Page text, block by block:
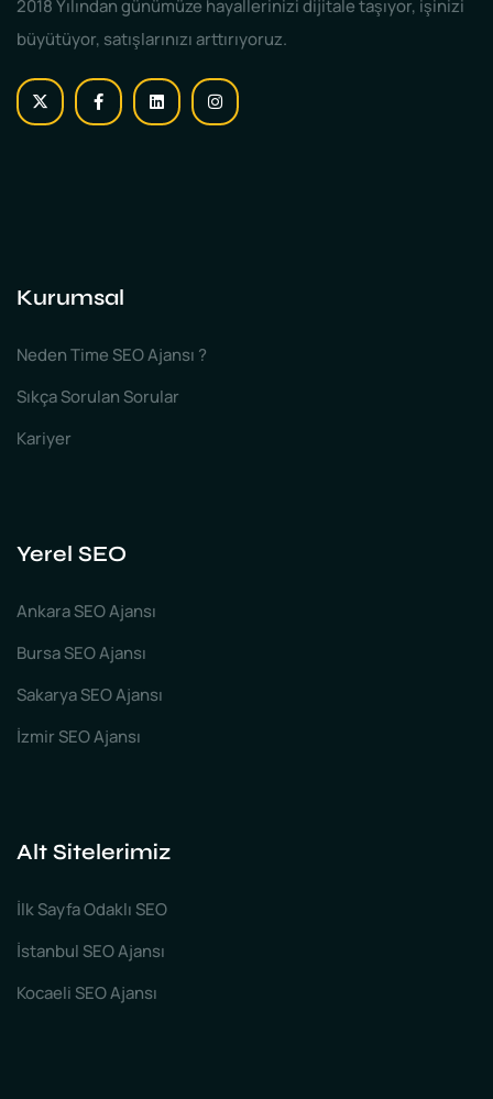
2018 Yılından günümüze hayallerinizi dijitale taşıyor, işinizi
büyütüyor, satışlarınızı arttırıyoruz.
Kurumsal
Neden Time SEO Ajansı ?
Sıkça Sorulan Sorular
Kariyer
Yerel SEO
Ankara SEO Ajansı
Bursa SEO Ajansı
Sakarya SEO Ajansı
İzmir SEO Ajansı
Alt Sitelerimiz
İlk Sayfa Odaklı SEO
İstanbul SEO Ajansı
Kocaeli SEO Ajansı